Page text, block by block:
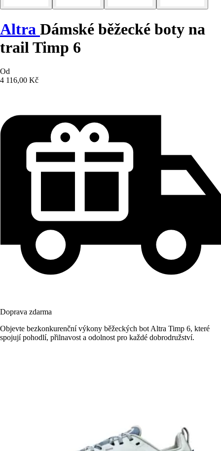
Altra Dámské běžecké boty na
trail Timp 6
Od
4 116,00 Kč
Doprava zdarma
Objevte bezkonkurenční výkony běžeckých bot Altra Timp 6, které
spojují pohodlí, přilnavost a odolnost pro každé dobrodružství.